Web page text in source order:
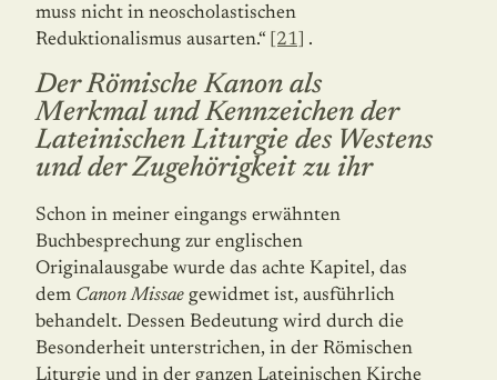
muss nicht in neoscholastischen
Reduktionalismus ausarten.“
[21] .
Der Römische Kanon als
Merkmal und Kennzeichen der
Lateinischen Liturgie des Westens
und der Zugehörigkeit zu ihr
Schon in meiner eingangs erwähnten
Buchbesprechung zur englischen
Originalausgabe wurde das achte Kapitel, das
dem Canon Missae gewidmet ist, ausführlich
behandelt. Dessen Bedeutung wird durch die
Besonderheit unterstrichen, in der Römischen
Liturgie und in der ganzen Lateinischen Kirche